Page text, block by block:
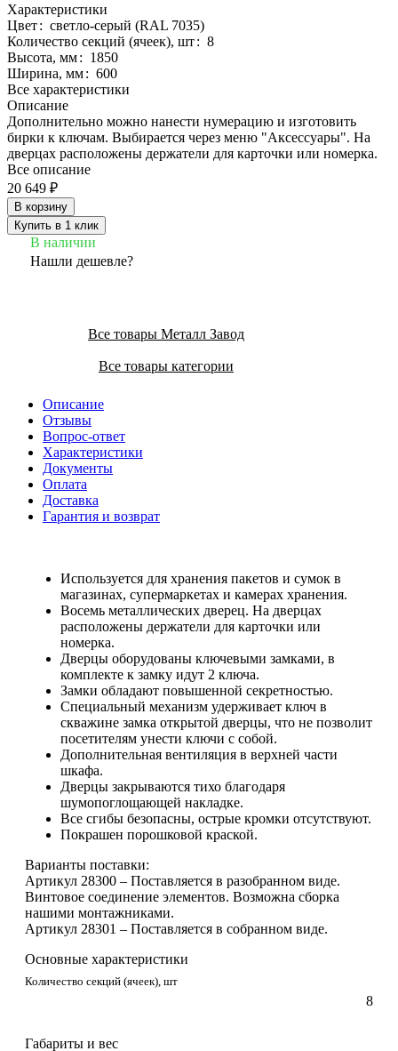
Характеристики
Цвет: светло-серый (RAL 7035)
Количество секций (ячеек), шт: 8
Высота, мм: 1850
Ширина, мм: 600
Все характеристики
Описание
Дополнительно можно нанести нумерацию и изготовить
бирки к ключам. Выбирается через меню "Аксессуары". На
дверцах расположены держатели для карточки или номерка.
Все описание
20 649 ₽
В корзину
Купить в 1 клик
В наличии
Нашли дешевле?
Все товары Металл Завод
Все товары категории
Описание
Отзывы
Вопрос-ответ
Характеристики
Документы
Оплата
Доставка
Гарантия и возврат
Используется для хранения пакетов и сумок в
магазинах, супермаркетах и камерах хранения.
Восемь металлических дверец. На дверцах
расположены держатели для карточки или
номерка.
Дверцы оборудованы ключевыми замками, в
комплекте к замку идут 2 ключа.
Замки обладают повышенной секретностью.
Специальный механизм удерживает ключ в
скважине замка открытой дверцы, что не позволит
посетителям унести ключи с собой.
Дополнительная вентиляция в верхней части
шкафа.
Дверцы закрываются тихо благодаря
шумопоглощающей накладке.
Все сгибы безопасны, острые кромки отсутствуют.
Покрашен порошковой краской.
Варианты поставки:
Артикул 28300 – Поставляется в разобранном виде.
Винтовое соединение элементов. Возможна сборка
нашими монтажниками.
Артикул 28301 – Поставляется в собранном виде.
Основные характеристики
Количество секций (ячеек), шт
8
Габариты и вес